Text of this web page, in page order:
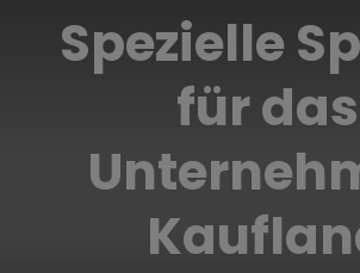
Spezielle
für das